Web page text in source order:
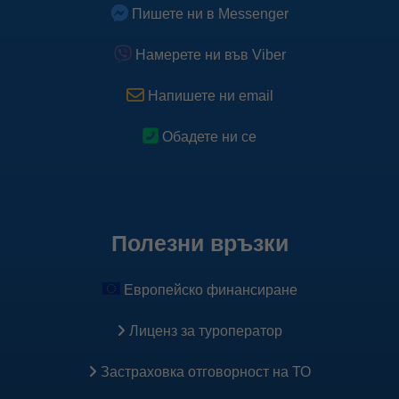
спомагат за коректно таргетиране на нашата реклама.
Пишете ни в Messenger
Намерете ни във Viber
Напишете ни email
Обадете ни се
Полезни връзки
Европейско финансиране
Лиценз за туроператор
Застраховка oтговорност на ТО